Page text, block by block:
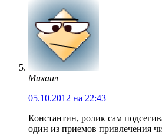
Михаил
05.10.2012 на 22:43
Константин, ролик сам
один из приемов привлечения